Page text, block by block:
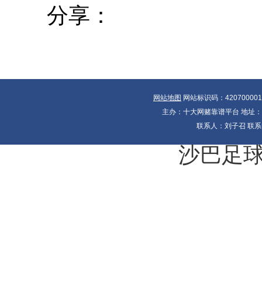
分享：
网站地图 网站标识码：
主办：十大网赌靠谱平台 地址
联系人：刘子召 联
沙巴足